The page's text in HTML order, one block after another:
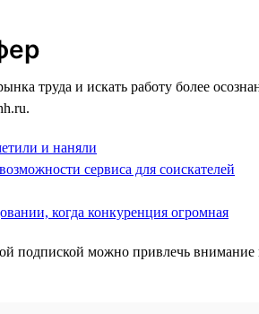
труда и искать работу более
и наняли
сервиса для соискателей
когда конкуренция огромная
подпиской можно привлечь